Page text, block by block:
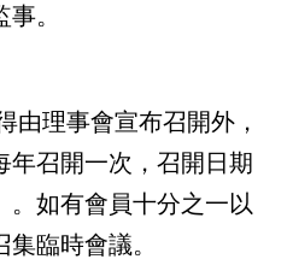
。
理事會宣布召開外，
年召開一次，召開日期
。如有會員十分之一以
集臨時會議。